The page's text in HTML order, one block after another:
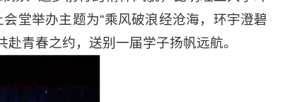
堂举办主题为“乘风破浪经沧海，环宇澄碧
青春之约，送别一届学子扬帆远航。